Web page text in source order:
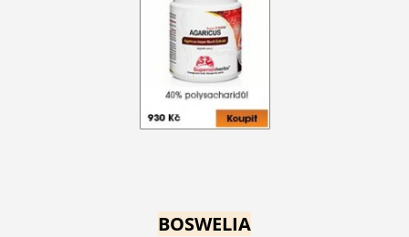
BOSWELIA